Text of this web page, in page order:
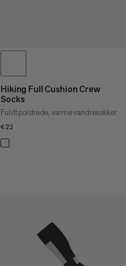
Hiking Full Cushion Crew
Socks
Fuldt polstrede, varme vandresokker
€22